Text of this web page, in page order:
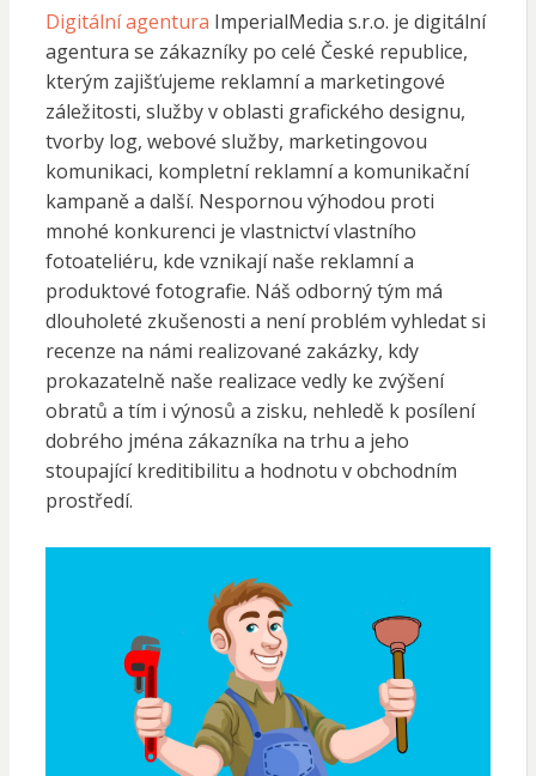
Digitální agentura ImperialMedia s.r.o. je digitální
agentura se zákazníky po celé České republice,
kterým zajišťujeme reklamní a marketingové
záležitosti, služby v oblasti grafického designu,
tvorby log, webové služby, marketingovou
komunikaci, kompletní reklamní a komunikační
kampaně a další. Nespornou výhodou proti
mnohé konkurenci je vlastnictví vlastního
fotoateliéru, kde vznikají naše reklamní a
produktové fotografie. Náš odborný tým má
dlouholeté zkušenosti a není problém vyhledat si
recenze na námi realizované zakázky, kdy
prokazatelně naše realizace vedly ke zvýšení
obratů a tím i výnosů a zisku, nehledě k posílení
dobrého jména zákazníka na trhu a jeho
stoupající kreditibilitu a hodnotu v obchodním
prostředí.